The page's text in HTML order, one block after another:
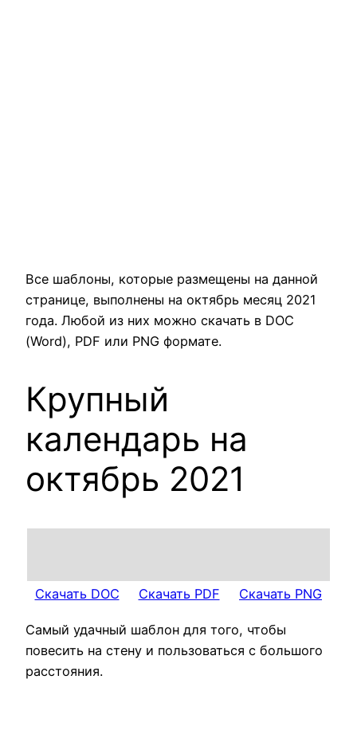
Все шаблоны, которые размещены на данной
странице, выполнены на октябрь месяц 2021
года. Любой из них можно скачать в DOC
(Word), PDF или PNG формате.
Крупный
календарь на
октябрь 2021
Скачать DOC Скачать PDF Скачать PNG
Самый удачный шаблон для того, чтобы
повесить на стену и пользоваться с большого
расстояния.